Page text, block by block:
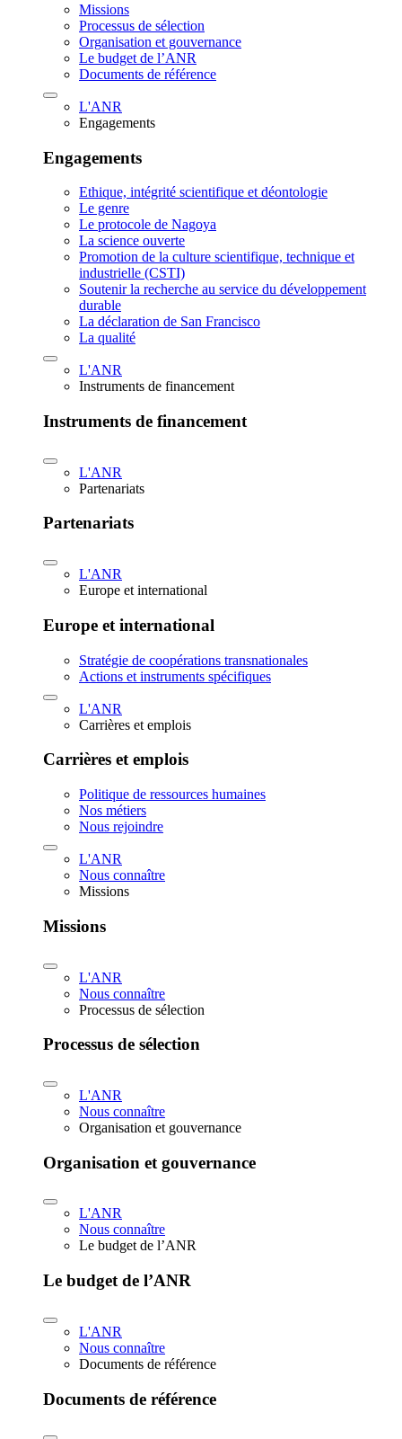
Missions
Processus de sélection
Organisation et gouvernance
Le budget de l’ANR
Documents de référence
L'ANR
Engagements
Engagements
Ethique, intégrité scientifique et déontologie
Le genre
Le protocole de Nagoya
La science ouverte
Promotion de la culture scientifique, technique et
industrielle (CSTI)
Soutenir la recherche au service du développement
durable
La déclaration de San Francisco
La qualité
L'ANR
Instruments de financement
Instruments de financement
L'ANR
Partenariats
Partenariats
L'ANR
Europe et international
Europe et international
Stratégie de coopérations transnationales
Actions et instruments spécifiques
L'ANR
Carrières et emplois
Carrières et emplois
Politique de ressources humaines
Nos métiers
Nous rejoindre
L'ANR
Nous connaître
Missions
Missions
L'ANR
Nous connaître
Processus de sélection
Processus de sélection
L'ANR
Nous connaître
Organisation et gouvernance
Organisation et gouvernance
L'ANR
Nous connaître
Le budget de l’ANR
Le budget de l’ANR
L'ANR
Nous connaître
Documents de référence
Documents de référence